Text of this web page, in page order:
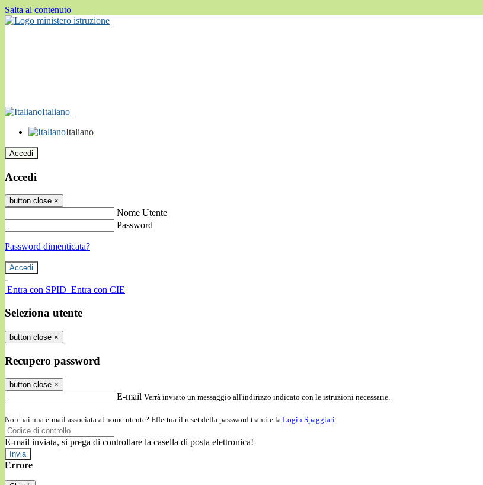
Salta al contenuto
Italiano
Italiano
Accedi
Accedi
button close ×
Nome Utente
Password
Password dimenticata?
-
Entra con SPID Entra con CIE
Seleziona utente
button close ×
Recupero password
button close ×
E-mail Verrà inviato un messaggio all'indirizzo indicato con le istruzioni necessarie.
Non hai una e-mail associata al nome utente? Effettua il reset della password tramite la Login Spaggiari
E-mail inviata, si prega di controllare la casella di posta elettronica!
Errore